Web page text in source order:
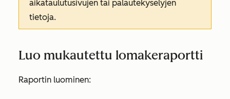
aikataulutusivujen tai palautekyselyjen
tietoja.
Luo mukautettu lomakeraportti
Raportin luominen: